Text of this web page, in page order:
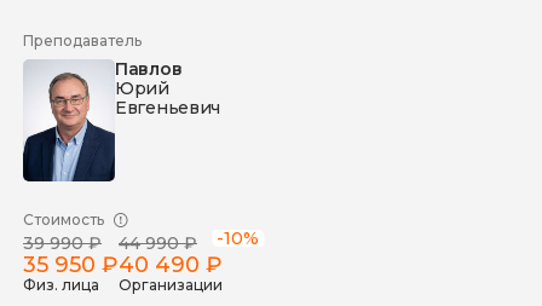
Преподаватель
Павлов
Юрий
Евгеньевич
Стоимость
39 990 ₽
35 950 ₽
Физ. лица
44 990 ₽ -10%
40 490 ₽
Организации